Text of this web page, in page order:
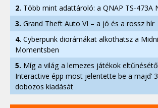
2. Több mint adattároló: a QNAP TS-473A
3. Grand Theft Auto VI – a jó és a rossz hír
4. Cyberpunk diorámákat alkothatsz a
Momentsben
5. Míg a világ a lemezes játékok
Interactive épp most jelentette be a majd’
dobozos kiadását